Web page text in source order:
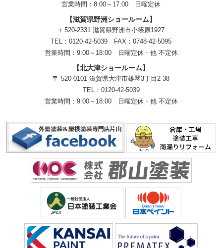
営業時間：8:00～17:00 日曜定休
【滋賀県野洲ショールーム】
〒520-2331 滋賀県野洲市小篠原1927
TEL： 0120-42-5039 FAX：0748-42-5095
営業時間：9:00～18:00
日曜定休・他 不定休
【北大津ショールーム】
〒 520-0101 滋賀県大津市雄琴3丁目2-38
TEL： 0120-42-5039
営業時間：9:00～18:00
日曜定休・他 不定休